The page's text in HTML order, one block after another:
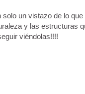
un vistazo de lo
y las estructuras
viéndolas!!!!